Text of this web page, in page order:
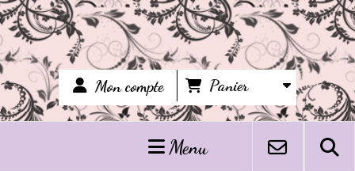
Mon compte Panier
Menu